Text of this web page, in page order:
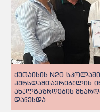
ქუთაისის N20
კურსდამთავრებულის
ახალგაზრდების
დაწესდა